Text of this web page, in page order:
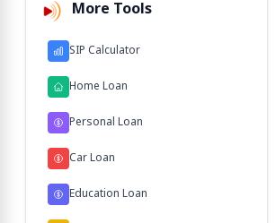
More Tools
SIP Calculator
Home Loan
Personal Loan
Car Loan
Education Loan